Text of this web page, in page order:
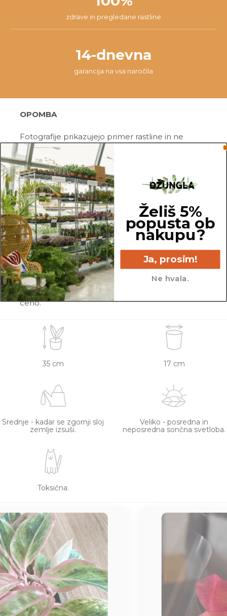
zdrave in pregledane rastline
14-dnevna
garancija na vsa naročila
OPOMBA
Fotografije prikazujejo primer rastline in ne
dejanske rastline, ki jo naročite. Ker je vsaka
rastlina unikatna, so možne manjše variacije. Med
prikazano in kupljeno rastlino so lahko manjše
razlike v velikosti, variegaciji, številu listov, vej,
cvetov, itd …
Pred pošiljanjem vse rastline skrbno
pregledamo in zagotovimo, da gredo na pot
zdrave in čim bolj podobne izdelku na fotografiji.
Vse rastline so primarno v plastičnih sadilnih
lončkih. Višino sadilnega lonca je možno razbrati
iz slike z metrom. Okrasni lonec ni vključen v
ceno.
35 cm 17 cm
Srednje - kadar se zgornji sloj
zemlje izsuši.
Veliko - posredna in
neposredna sončna svetloba.
Toksična.
Želiš 5%
popusta ob
nakupu?
Ja, prosim!
Ne hvala.